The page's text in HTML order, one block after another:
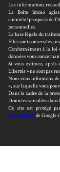
Les informations
La Boite Immo
clientèle/prospects de
personnelles.
La base légale du
Elles sont conservées
Conformément à la loi
données vous
Si vous estimez,
Libertés » ne sont pas
Nous vous informons
», sur laquelle vous
Dans le cadre de la
Données sensibles
Ce site est protégé
d'utilisationde Google